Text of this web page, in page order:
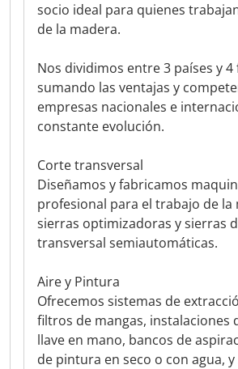
socio ideal para quienes
de la madera.
Nos dividimos entre 3 países y 4
sumando las ventajas y
empresas nacionales e
constante evolución.
Corte transversal
Diseñamos y fabricamos
profesional para el trabajo de la
sierras optimizadoras y sierras
transversal semiautomáticas.
Aire y Pintura
Ofrecemos sistemas de
filtros de mangas, instalaciones
llave en mano, bancos de
de pintura en seco o con agua,